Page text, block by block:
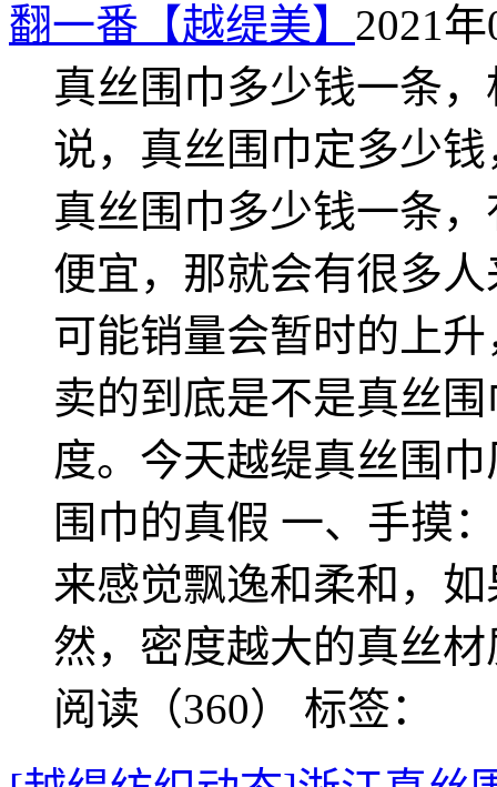
翻一番【越缇美】 2021
真丝围巾多少钱一条
说，真丝围巾定多少
真丝围巾多少钱一条
便宜，那就会有很多
可能销量会暂时的上
卖的到底是不是真丝
度。今天越缇真丝围
围巾的真假 一、手摸
来感觉飘逸和柔和，
然，密度越大的真丝
阅读（360） 标签：